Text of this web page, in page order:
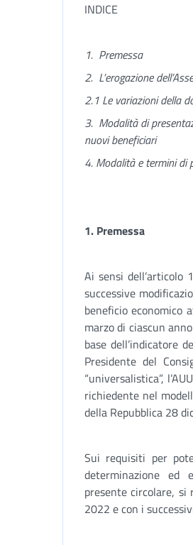
INDICE
1. Premessa
2. L’erogazione
2.1 Le variazioni della
3. Modalità di
nuovi beneficiari
4. Modalità e termini di
1. Premessa
Ai sensi dell’articolo
successive
beneficio economico
marzo di ciascun
base dell’indicatore
Presidente del
“universalistica”,
richiedente nel
della Repubblica 28
Sui requisiti per
determinazione ed
presente circolare,
2022 e con i